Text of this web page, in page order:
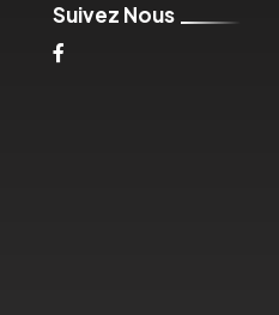
Suivez Nous